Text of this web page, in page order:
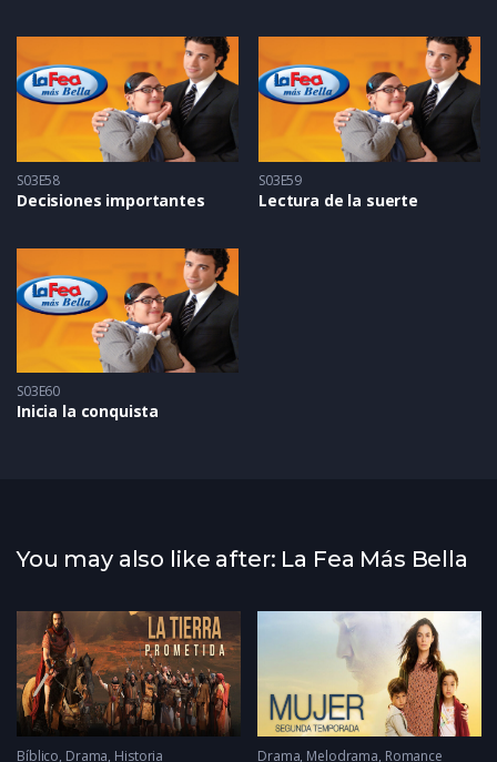
S03E58
Decisiones importantes
S03E59
Lectura de la suerte
S03E60
Inicia la conquista
You may also like after: La Fea Más Bella
Bíblico, Drama, Historia Drama, Melodrama, Romance